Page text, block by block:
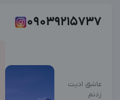
09039215737
عاشق ادیت
زدنم